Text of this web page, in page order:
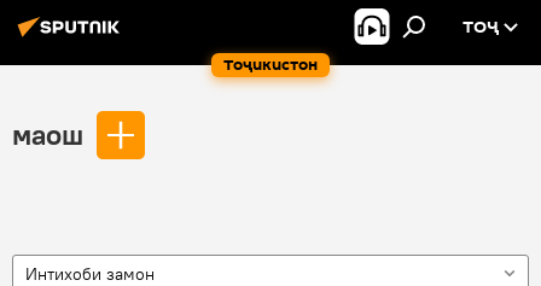
Тоҷикистон
ТОҶ
маош
Интихоби замон